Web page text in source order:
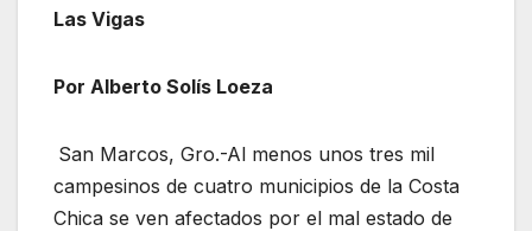
Las Vigas
Por Alberto Solís Loeza
San Marcos, Gro.-Al menos unos tres mil
campesinos de cuatro municipios de la Costa
Chica se ven afectados por el mal estado de